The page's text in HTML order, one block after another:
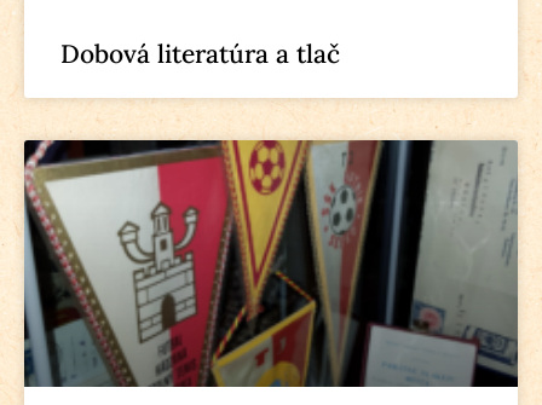
Dobová literatúra a tlač